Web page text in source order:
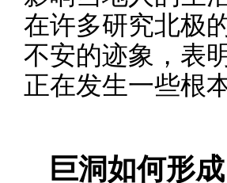
在许多研究北极
不安的迹象，表
正在发生一些根
巨洞如何形成